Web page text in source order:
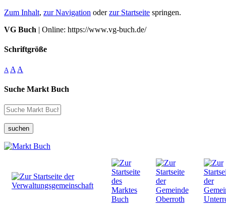
Zum Inhalt, zur Navigation oderzur Startseite springen.
VG Buch | Online: https://www.vg-buch.de/
Schriftgröße
A A A
Suche Markt Buch
suchen